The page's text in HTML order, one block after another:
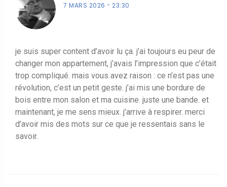
7 MARS 2026 23:30
je suis super content d’avoir lu ça. j’ai toujours eu peur de
changer mon appartement, j’avais l’impression que c’était
trop compliqué. mais vous avez raison : ce n’est pas une
révolution, c’est un petit geste. j’ai mis une bordure de
bois entre mon salon et ma cuisine. juste une bande. et
maintenant, je me sens mieux. j’arrive à respirer. merci
d’avoir mis des mots sur ce que je ressentais sans le
savoir.